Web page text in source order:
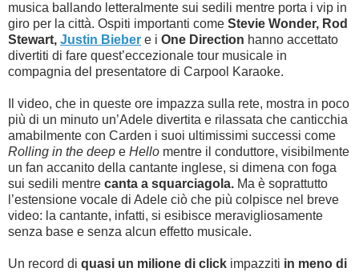
musica ballando letteralmente sui sedili mentre porta i vip in
giro per la città. Ospiti importanti come Stevie Wonder, Rod
Stewart, Justin Bieber e i One Direction hanno accettato
divertiti di fare quest’eccezionale tour musicale in
compagnia del presentatore di Carpool Karaoke.
Il video, che in queste ore impazza sulla rete, mostra in poco
più di un minuto un’Adele divertita e rilassata che canticchia
amabilmente con Carden i suoi ultimissimi successi come
Rolling in the deep e Hello mentre il conduttore, visibilmente
un fan accanito della cantante inglese, si dimena con foga
sui sedili mentre canta a squarciagola. Ma è soprattutto
l’estensione vocale di Adele ciò che più colpisce nel breve
video: la cantante, infatti, si esibisce meravigliosamente
senza base e senza alcun effetto musicale.
Un record di quasi un milione di click impazziti in meno di